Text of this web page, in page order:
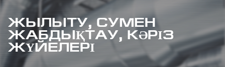
ЖЫЛЫТУ, СУМЕН
ЖАБДЫҚТАУ, КӘРІЗ
ЖҮЙЕЛЕРІ